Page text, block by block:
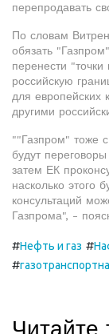
перепродавать
По словам
обязать
перенести
российскую
для европейских
другими
""Газпром" тоже
будут
затем ЕК
насколько этого
консультаций
Газпрома", -
#Нефть и газ #
#